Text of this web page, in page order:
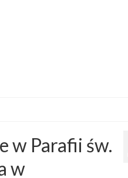
w Parafii św.
w